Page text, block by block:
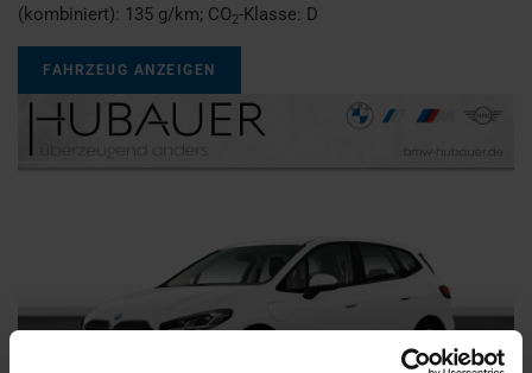
(kombiniert): 135 g/km; CO2-Klasse: D
FAHRZEUG ANZEIGEN